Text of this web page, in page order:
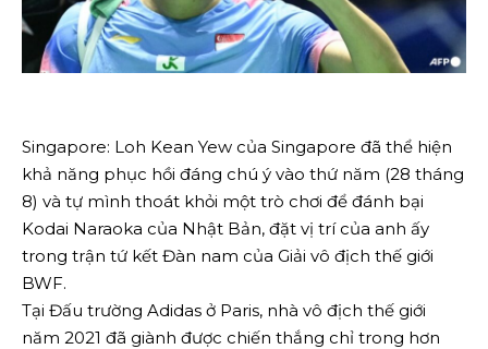
Singapore: Loh Kean Yew của Singapore đã thể hiện
khả năng phục hồi đáng chú ý vào thứ năm (28 tháng
8) và tự mình thoát khỏi một trò chơi để đánh bại
Kodai Naraoka của Nhật Bản, đặt vị trí của anh ấy
trong trận tứ kết Đàn nam của Giải vô địch thế giới
BWF.
Tại Đấu trường Adidas ở Paris, nhà vô địch thế giới
năm 2021 đã giành được chiến thắng chỉ trong hơn